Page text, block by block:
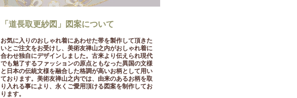
「道長取更紗図」図案について
お気に入りのおしゃれ着にあわせた帯を製作して頂きた
いとご注文をお受けし、美術友禅山之内がおしゃれ着に
合わせ独自にデザインしました。古来より伝えられ現代
でも魅了するファッションの原点ともなった異国の文様
と日本の伝統文様を融合した格調が高いお柄として用い
ております。美術友禅山之内では、由来のあるお柄を取
り入れる事により、永くご愛用頂ける図案を制作してお
ります。